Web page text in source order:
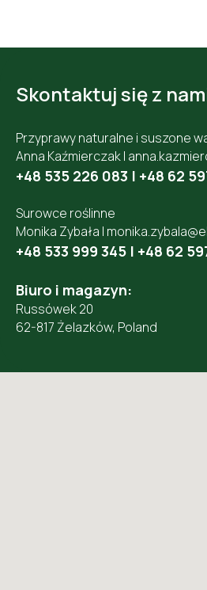
Skontaktuj się z
Przyprawy naturalne i suszone
Anna Kaźmierczak |
+48 535 226 083 | +48 62
Surowce roślinne
Monika Zybała |
+48 533 999 345 | +48 62
Biuro i magazyn:
Russówek 20
62-817 Żelazków, Poland